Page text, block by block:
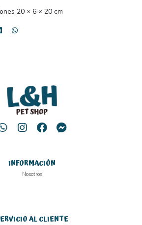
20 × 6 × 20 cm
INFORMACIÓN
Nosotros
AL CLIENTE